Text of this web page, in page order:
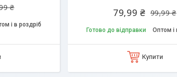
₴
і в роздріб
99,99 ₴
79,99 ₴
Готово до відправки Оптом і
Купити